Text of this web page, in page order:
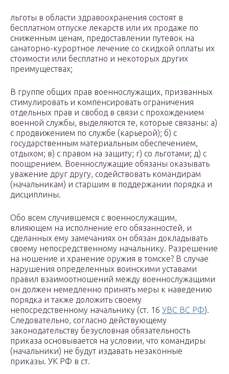
льготы в области здравоохранения состоят в
бесплатном отпуске лекарств или их продаже по
сниженным ценам, предоставлении путевок на
санаторно-курортное лечение со скидкой оплаты их
стоимости или бесплатно и некоторых других
преимуществах;
В группе общих прав военнослужащих, призванных
стимулировать и компенсировать ограничения
отдельных прав и свобод в связи с прохождением
военной службы, выделяются те, которые связаны: а)
с продвижением по службе (карьерой); б) с
государственным материальным обеспечением,
отдыхом; в) с правом на защиту; г) со льготами; д) с
поощрением. Военнослужащие обязаны оказывать
уважение друг другу, содействовать командирам
(начальникам) и старшим в поддержании порядка и
дисциплины.
Обо всем случившемся с военнослужащим,
влияющем на исполнение его обязанностей, и
сделанных ему замечаниях он обязан докладывать
своему непосредственному начальнику. Разрешение
на ношение и хранение оружия в томске? В случае
нарушения определенных воинскими уставами
правил взаимоотношений между военнослужащими
он должен немедленно принять меры к наведению
порядка и также доложить своему
непосредственному начальнику (ст. 16 УВС ВС РФ).
Следовательно, согласно действующему
законодательству безусловная обязательность
приказа основывается на условии, что командиры
(начальники) не будут издавать незаконные
приказы. УК РФ в ст.